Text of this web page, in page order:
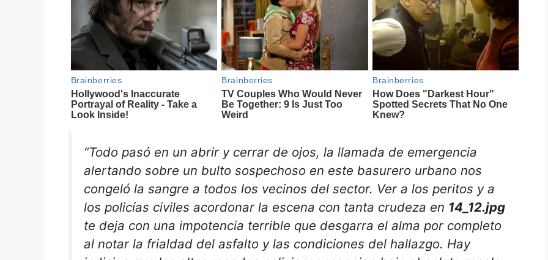
“Todo pasó en un abrir y cerrar de ojos, la llamada de emergencia
alertando sobre un bulto sospechoso en este basurero urbano nos
congeló la sangre a todos los vecinos del sector. Ver a los peritos y a
los policías civiles acordonar la escena con tanta crudeza en 14_12.jpg
te deja con una impotencia terrible que desgarra el alma por completo
al notar la frialdad del asfalto y las condiciones del hallazgo. Hay